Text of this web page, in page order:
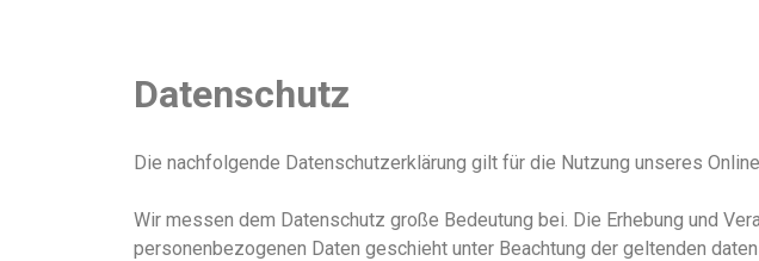
Datenschutz
Die nachfolgende Datenschutzerklärung gilt für die Nutzung unseres
Wir messen dem Datenschutz große Bedeutung bei. Die Erhebung und
personenbezogenen Daten geschieht unter Beachtung der geltenden